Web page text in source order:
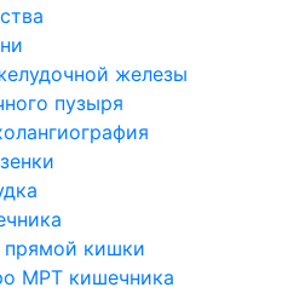
железы
пузыря
кишки
МРТ кишечника